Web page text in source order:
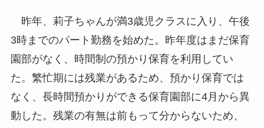
昨年、莉子ちゃんが満3歳児クラスに入り、午後
3時までのパート勤務を始めた。昨年度はまだ保育
園部がなく、時間制の預かり保育を利用してい
た。繁忙期には残業があるため、預かり保育では
なく、長時間預かりができる保育園部に4月から異
動した。残業の有無は前もって分からないため、